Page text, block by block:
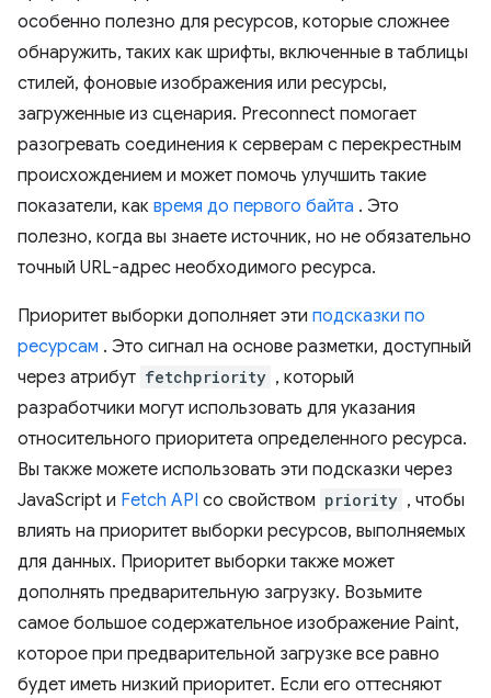
особенно полезно для ресурсов, которые сложнее
обнаружить, таких как шрифты, включенные в таблицы
стилей, фоновые изображения или ресурсы,
загруженные из сценария. Preconnect помогает
разогревать соединения к серверам с перекрестным
происхождением и может помочь улучшить такие
показатели, как время до первого байта . Это
полезно, когда вы знаете источник, но не обязательно
точный URL-адрес необходимого ресурса.
Приоритет выборки дополняет эти подсказки по
ресурсам . Это сигнал на основе разметки, доступный
через атрибут fetchpriority , который
разработчики могут использовать для указания
относительного приоритета определенного ресурса.
Вы также можете использовать эти подсказки через
JavaScript и Fetch API со свойством priority , чтобы
влиять на приоритет выборки ресурсов, выполняемых
для данных. Приоритет выборки также может
дополнять предварительную загрузку. Возьмите
самое большое содержательное изображение Paint,
которое при предварительной загрузке все равно
будет иметь низкий приоритет. Если его оттесняют